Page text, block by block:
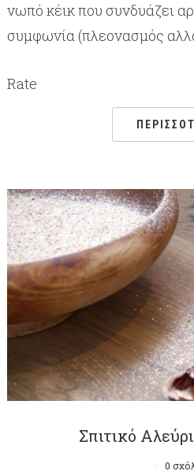
νωπό κέικ που συνδυάζει
συμφωνία (πλεονασμός
Rate
Σπιτικό
0